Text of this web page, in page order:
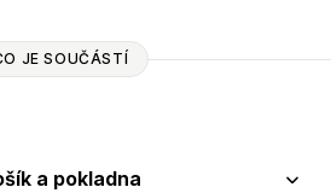
JE SOUČÁSTÍ
a pokladna